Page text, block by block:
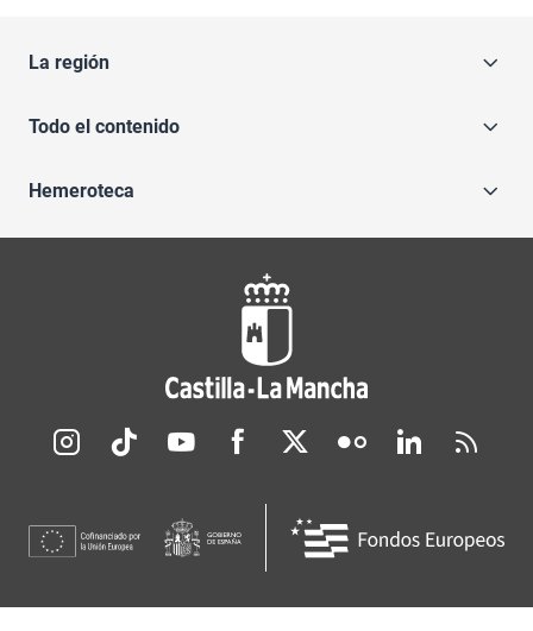
La región
Todo el contenido
Hemeroteca
Redes sociales JCCM